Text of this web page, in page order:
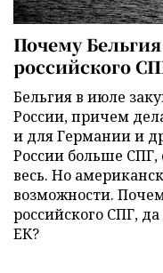
Почему
российского
Бельгия в июле
России, причем
и для Германии и
России больше
весь. Но
возможности.
российского СПГ,
ЕК?